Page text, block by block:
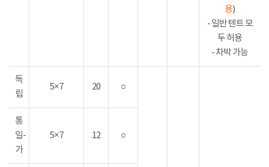
용)
- 일반 텐트 모
두 허용
- 차박 가능
독
립
5×7 20 ○
통
일-
가
5×7 12 ○